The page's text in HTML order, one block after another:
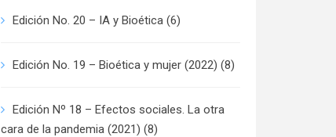
Edición No. 20 – IA y Bioética (6)
Edición No. 19 – Bioética y mujer (2022) (8)
Edición Nº 18 – Efectos sociales. La otra
cara de la pandemia (2021) (8)